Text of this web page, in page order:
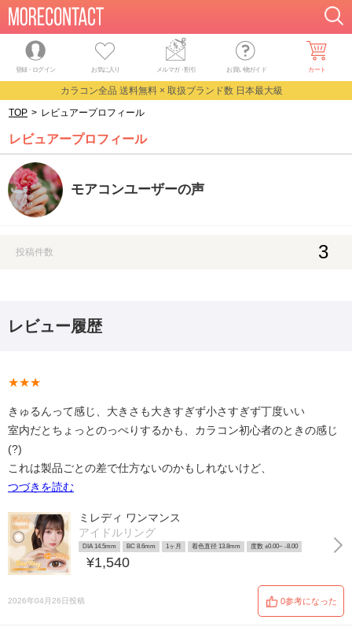
登録・ログイン お気に入り メルマガ・割引 お買い物ガイド カート
カラコン全品 送料無料 × 取扱ブランド数 日本最大級
TOP > レビュアープロフィール
レビュアープロフィール
モアコンユーザーの声
投稿件数 3
レビュー履歴
★★★
きゅるんって感じ、大きさも大きすぎず小さすぎず丁度いい
室内だとちょっとのっぺりするかも、カラコン初心者のときの感じ
(?)
これは製品ごとの差で仕方ないのかもしれないけど、
つづきを読む
ミレディ ワンマンス
アイドルリング
DIA 14.5mm BC 8.6mm 1ヶ月 着色直径 13.8mm 度数 ±0.00~ -8.00
¥1,540
2026年04月26日投稿 0参考になった